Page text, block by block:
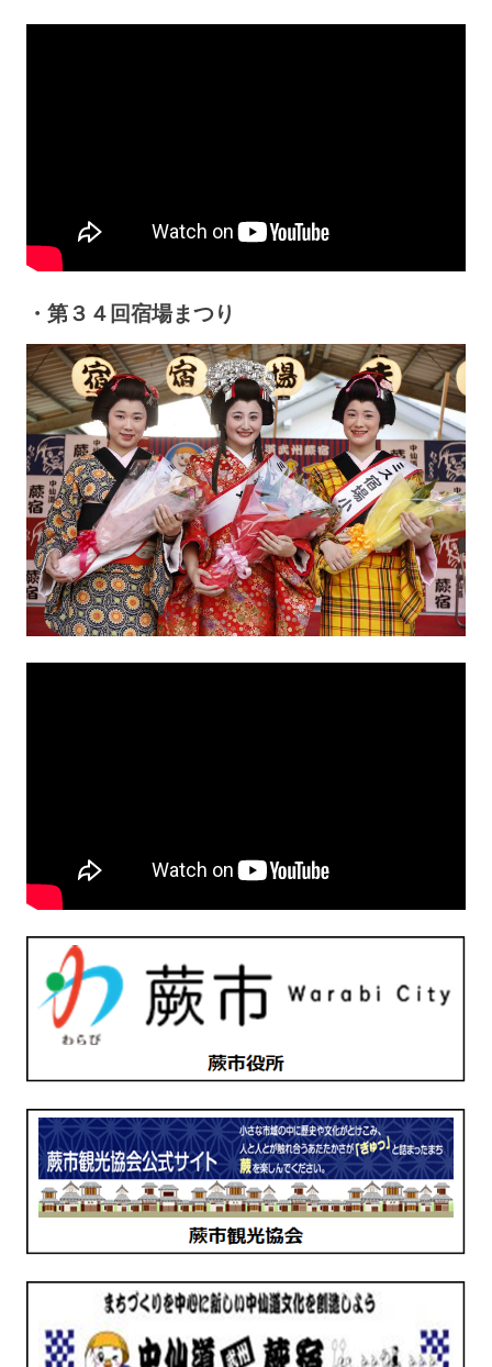
・第３４回宿場まつり